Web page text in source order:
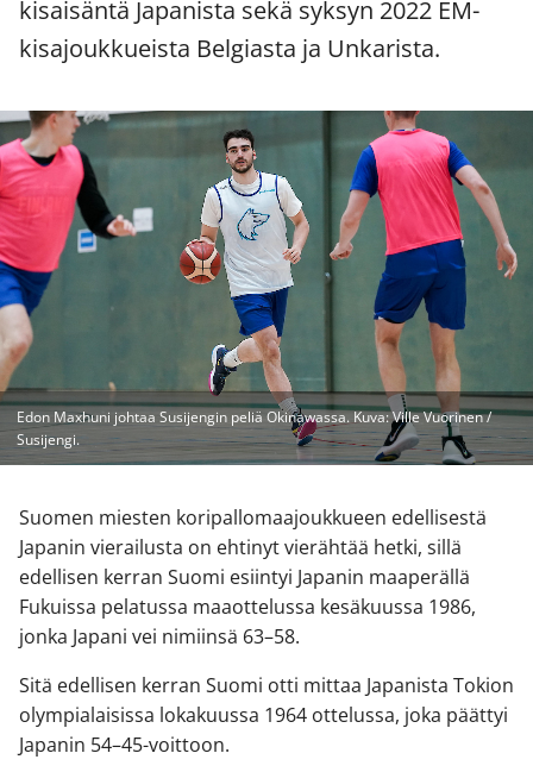
kisaisäntä Japanista sekä syksyn 2022 EM-
kisajoukkueista Belgiasta ja Unkarista.
Edon Maxhuni johtaa Susijengin peliä Okinawassa. Kuva: Ville Vuorinen /
Susijengi.
Suomen miesten koripallomaajoukkueen edellisestä
Japanin vierailusta on ehtinyt vierähtää hetki, sillä
edellisen kerran Suomi esiintyi Japanin maaperällä
Fukuissa pelatussa maaottelussa kesäkuussa 1986,
jonka Japani vei nimiinsä 63–58.
Sitä edellisen kerran Suomi otti mittaa Japanista Tokion
olympialaisissa lokakuussa 1964 ottelussa, joka päättyi
Japanin 54–45-voittoon.